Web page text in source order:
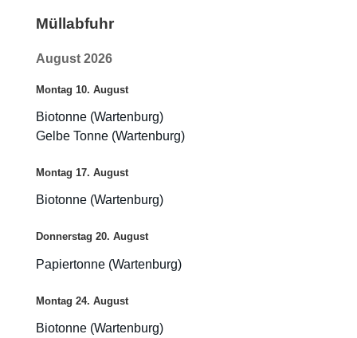
Müllabfuhr
August 2026
Montag 10. August
Biotonne (Wartenburg)
Gelbe Tonne (Wartenburg)
Montag 17. August
Biotonne (Wartenburg)
Donnerstag 20. August
Papiertonne (Wartenburg)
Montag 24. August
Biotonne (Wartenburg)